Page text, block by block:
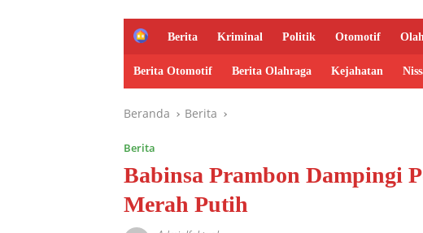
H
m
e
Berita Kriminal Politik Otomotif
Berita Otomotif Berita Olahraga Kejahatan
Beranda Berita
Berita
Babinsa Prambon Dampingi
Merah Putih